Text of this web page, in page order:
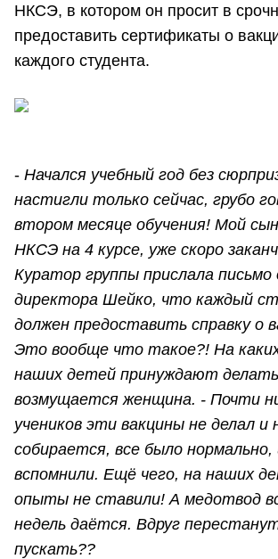
НКСЭ, в котором он просит в
предоставить сертификаты о
каждого студента.
- Начался учебный год без
настигли только сейчас, грубо
втором месяце обучения! Мой
НКСЭ на 4 курсе, уже скоро
Куратор группы прислала
директора Шейко, что каждый
должен предоставить справку о
Это вообще что такое?! На
наших детей принуждают делать
возмущается женщина. - Почти
учеников эти вакцины не делал и
собирается, все было
вспомнили. Ещё чего, на наших
опыты не ставили! А медотвод
недель даётся. Вдруг
пускать??